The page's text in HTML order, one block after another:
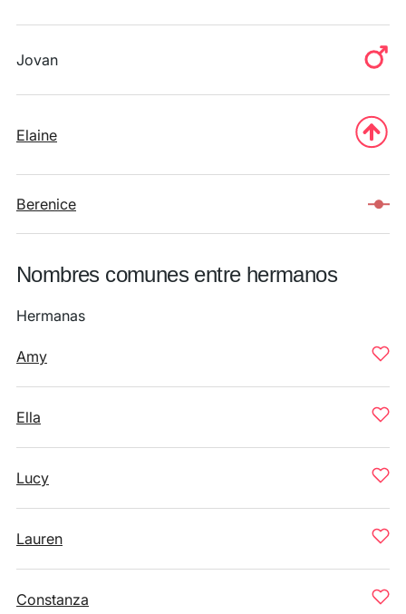
Jovan
Elaine
Berenice
Nombres comunes entre hermanos
Hermanas
Amy
Ella
Lucy
Lauren
Constanza